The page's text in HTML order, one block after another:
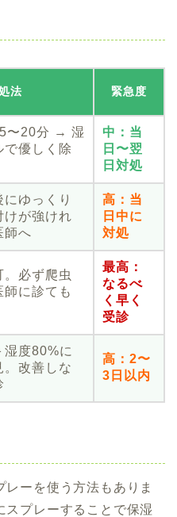
法 緊急度
〜20分 → 湿
で優しく除
中：当
日〜翌
日対処
ゆっくり
けが強けれ
師へ
高：当
日中に
対処
。必ず爬虫
に診ても
最高：
なるべ
く早く
受診
湿度80%に
。改善しな
高：2〜
3日以内
ーを使う方法もありま
スプレーすることで保湿